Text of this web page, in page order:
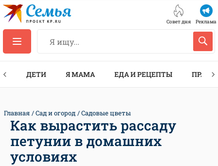
Совет дня Реклама
ДЕТИ Я МАМА ЕДА И РЕЦЕПТЫ
Главная Сад и огород Садовые цветы
Как вырастить рассаду
петунии в домашних
условиях